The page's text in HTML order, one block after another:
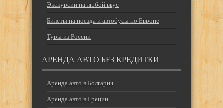
Экскурсии на любой вкус
Билеты на поезда и автобусы по Европе
Туры из России
АРЕНДА АВТО БЕЗ КРЕДИТКИ
Аренда авто в Болгарии
Аренда авто в Греции